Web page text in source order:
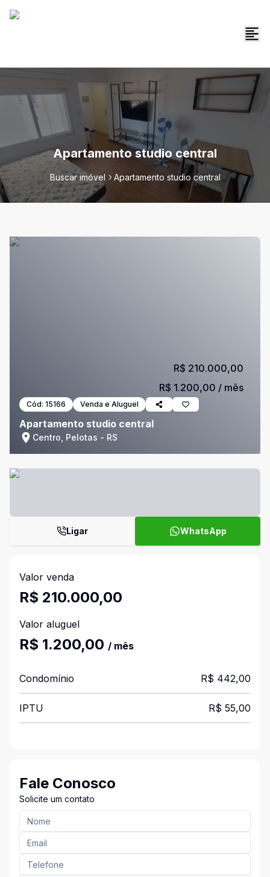
Apartamento studio central
Buscar imóvel Apartamento studio central
Cód: 15166 Venda e Aluguel
Apartamento studio central
Centro, Pelotas - RS
R$ 210.000,00
R$ 1.200,00 / mês
Ligar WhatsApp
Valor venda
R$ 210.000,00
Valor aluguel
R$ 1.200,00 / mês
Condomínio R$ 442,00
IPTU R$ 55,00
Fale Conosco
Solicite um contato